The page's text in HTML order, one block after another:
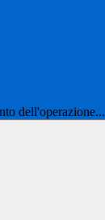
dell'operazione...